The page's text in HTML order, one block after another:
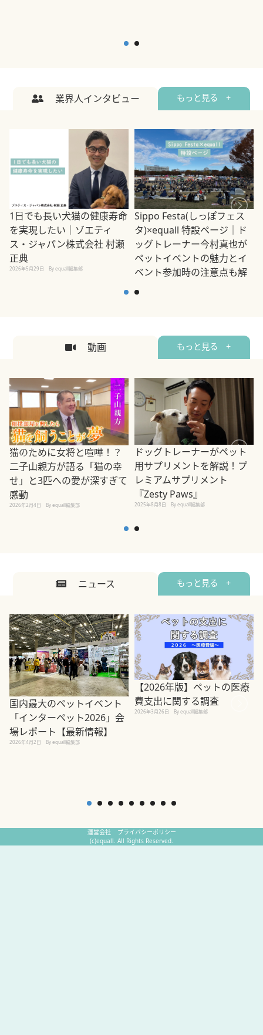
業界人インタビュー もっと見る +
1日でも長い犬猫の健康寿命
を実現したい｜ゾエティ
ス・ジャパン株式会社 村瀬
正典
2026年5月29日 By equall編集部
Sippo Festa(しっぽフェス
タ)×equall 特設ページ｜ド
ッグトレーナー今村真也が
ペットイベントの魅力とイ
ベント参加時の注意点も解
2026年5月12日
動画 もっと見る +
猫のために女将と喧嘩！？
二子山親方が語る「猫の幸
せ」と3匹への愛が深すぎて
感動
2026年2月4日 By equall編集部
ドッグトレーナーがペット
用サプリメントを解説！プ
レミアムサプリメント
『Zesty Paws』
2025年8月8日 By equall編集部
ニュース もっと見る +
国内最大のペットイベント
「インターペット2026」会
場レポート【最新情報】
2026年4月2日 By equall編集部
【2026年版】ペットの医療
費支出に関する調査
2026年3月26日 By equall編集部
運営会社
プライバシーポリシー
(c)equall. All Rights Reserved.